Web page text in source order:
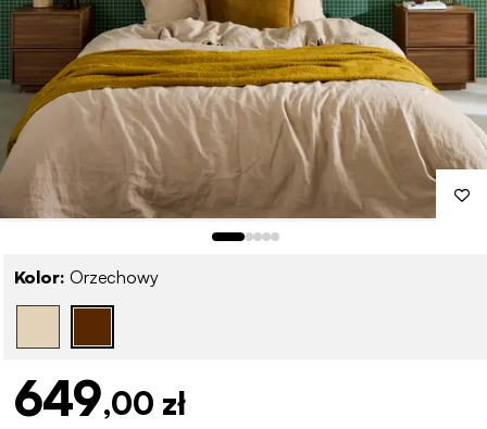
Kolor: Orzechowy
649,00 zł